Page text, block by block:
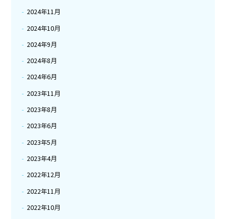
2024年11月
2024年10月
2024年9月
2024年8月
2024年6月
2023年11月
2023年8月
2023年6月
2023年5月
2023年4月
2022年12月
2022年11月
2022年10月